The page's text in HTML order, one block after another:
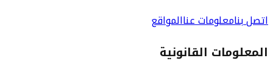
اتصل بنامعلومات عناالمواقع
المعلومات القانونية